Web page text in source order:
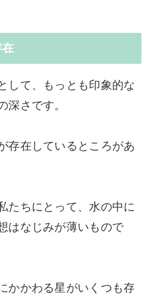
在
して、もっとも印象的な
深さです。
存在しているところがあ
たちにとって、水の中に
はなじみが薄いもので
かかわる星がいくつも存